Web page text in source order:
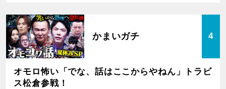
かまいガチ 4
オモロ怖い「でな、話はここからやねん」トラビ
ス松倉参戦！